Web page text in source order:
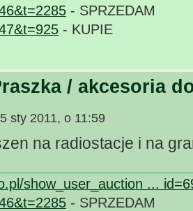
- SPRZEDAM
- KUPIE
/ akcesoria
sty 2011, o 11:59
na radiostacje i na
show_user_auction ...
- SPRZEDAM